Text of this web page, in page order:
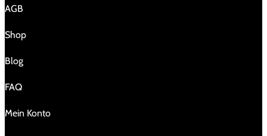
AGB
Shop
Blog
FAQ
Mein Konto